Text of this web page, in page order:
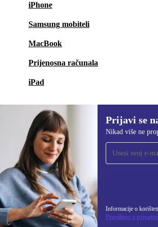
iPhone
Samsung mobiteli
MacBook
Prijenosna računala
iPad
Prijavi se
Nikad više ne
Informacije o
Pravilima o
Prijavi se na
Nikad više ne propusti
REFURBED HRVATSKA -